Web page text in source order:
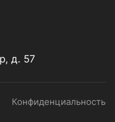
д. 57
Конфиденциальность